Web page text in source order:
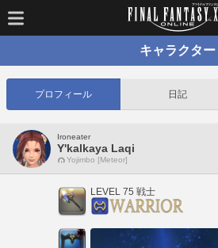
キャラクター
プロフィール 日記
Ironeater
Y'kalkaya Laqi
Yojimbo [Meteor]
LEVEL 75 戦士